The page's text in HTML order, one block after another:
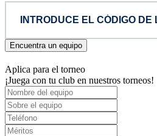
Encuentra un equipo
Aplica para el torneo
¡Juega con tu club en nuestros torneos!